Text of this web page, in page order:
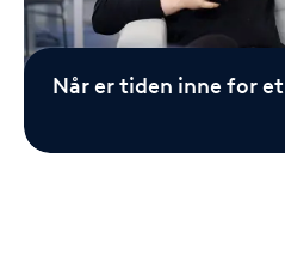
Når er tiden inne for